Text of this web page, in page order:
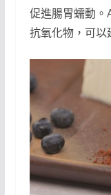
促進腸胃蠕動
抗氧化物，可以